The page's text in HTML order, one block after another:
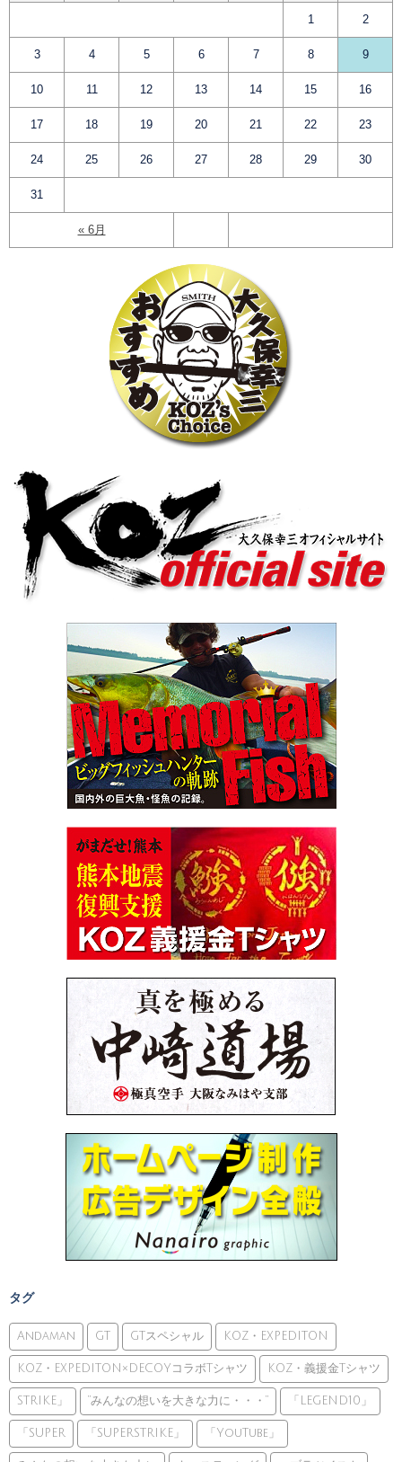
« 6月
1 2
3 4 5 6 7 8 9
10 11 12 13 14 15 16
17 18 19 20 21 22 23
24 25 26 27 28 29 30
31
タグ
Andaman GT GTスペシャル KOZ・EXPEDITON
KOZ・EXPEDITON×DECOYコラボTシャツ KOZ・義援金Tシャツ
STRIKE」 ”みんなの想いを大きな力に・・・” 「LEGEND10」
「SUPER 「SUPERSTRIKE」 「YouTube」